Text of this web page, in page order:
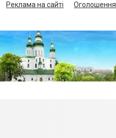
Реклама на сайті Оголошення